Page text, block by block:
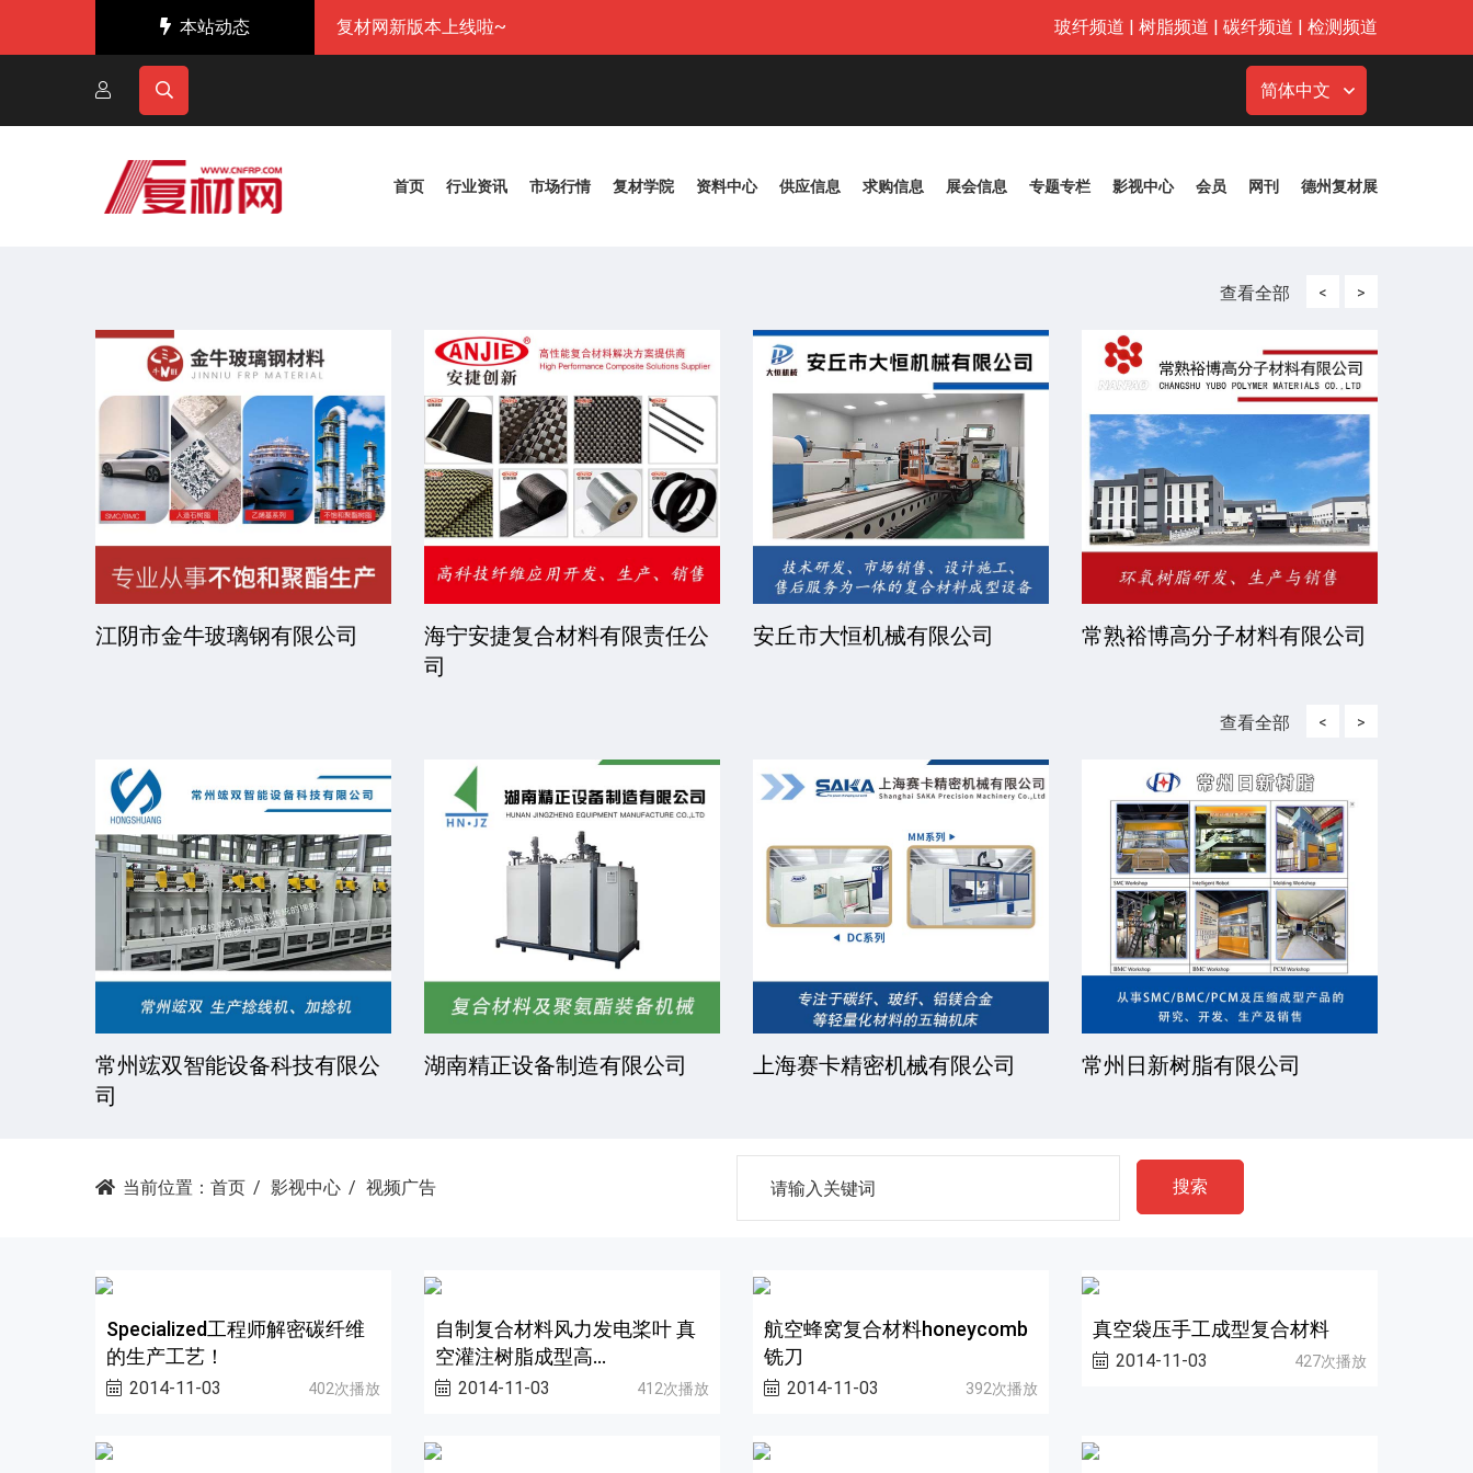
本站动态 复材网新版本上线啦~ 玻纤频道 | 树脂频道 | 碳纤频道 | 检测频道
简体中文
首页 行业资讯 市场行情 复材学院 资料中心 供应信息 求购信息 展会信息 专题专栏 影视中心 会员 网刊 德州复材展
查看全部 <
江阴市金牛玻璃钢有限公司
海宁安捷复合材料有限责任公
司
安丘市大恒机械有限公司 常熟裕博高分子材料有限公司
>
查看全部 <
常州竤双智能设备科技有限公
司
湖南精正设备制造有限公司 上海赛卡精密机械有限公司 常州日新树脂有限公司
>
当前位置： 首页 影视中心 视频广告 搜索
Specialized工程师解密碳纤维
的生产工艺！
2014-11-03 402次播放
自制复合材料风力发电桨叶 真
空灌注树脂成型高...
2014-11-03 412次播放
航空蜂窝复合材料honeycomb
铣刀
2014-11-03 392次播放
真空袋压手工成型复合材料
2014-11-03 427次播放